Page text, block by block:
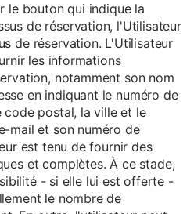
le bouton qui indique la
de réservation, l'Utilisateur
de réservation. L'Utilisateur
les informations
notamment son nom
en indiquant le numéro de
code postal, la ville et le
mail et son numéro de
est tenu de fournir des
et complètes. À ce stade,
- si elle lui est offerte -
le nombre de